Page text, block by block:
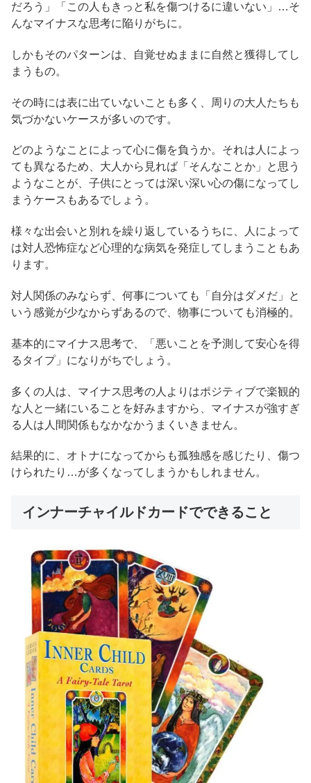
だろう」「この人もきっと私を傷つけるに違いない」…そ
んなマイナスな思考に陥りがちに。
しかもそのパターンは、自覚せぬままに自然と獲得してし
まうもの。
その時には表に出ていないことも多く、周りの大人たちも
気づかないケースが多いのです。
どのようなことによって心に傷を負うか。それは人によっ
ても異なるため、大人から見れば「そんなことか」と思う
ようなことが、子供にとっては深い深い心の傷になってし
まうケースもあるでしょう。
様々な出会いと別れを繰り返しているうちに、人によって
は対人恐怖症など心理的な病気を発症してしまうこともあ
ります。
対人関係のみならず、何事についても「自分はダメだ」と
いう感覚が少なからずあるので、物事についても消極的。
基本的にマイナス思考で、「悪いことを予測して安心を得
るタイプ」になりがちでしょう。
多くの人は、マイナス思考の人よりはポジティブで楽観的
な人と一緒にいることを好みますから、マイナスが強すぎ
る人は人間関係もなかなかうまくいきません。
結果的に、オトナになってからも孤独感を感じたり、傷つ
けられたり…が多くなってしまうかもしれません。
インナーチャイルドカードでできること